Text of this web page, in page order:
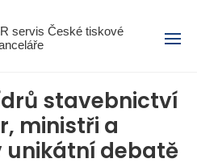
servis České tiskové
Menu
stavebnictví
ministři a
unikátní debatě